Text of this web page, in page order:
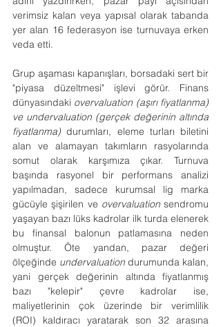
verimsiz kalan veya yapısal olarak tabanda
yer alan 16 federasyon ise turnuvaya erken
veda etti.
Grup aşaması kapanışları, borsadaki sert bir
"piyasa düzeltmesi" işlevi görür. Finans
dünyasındaki overvaluation (aşırı fiyatlanma)
ve undervaluation (gerçek değerinin altında
fiyatlanma) durumları, eleme turları biletini
alan ve alamayan takımların rasyolarında
somut olarak karşımıza çıkar. Turnuva
başında rasyonel bir performans analizi
yapılmadan, sadece kurumsal lig marka
gücüyle şişirilen ve overvaluation sendromu
yaşayan bazı lüks kadrolar ilk turda elenerek
bu finansal balonun patlamasına neden
olmuştur. Öte yandan, pazar değeri
ölçeğinde undervaluation durumunda kalan,
yani gerçek değerinin altında fiyatlanmış
bazı "kelepir" çevre kadrolar ise,
maliyetlerinin çok üzerinde bir verimlilik
(ROI) kaldıracı yaratarak son 32 arasına